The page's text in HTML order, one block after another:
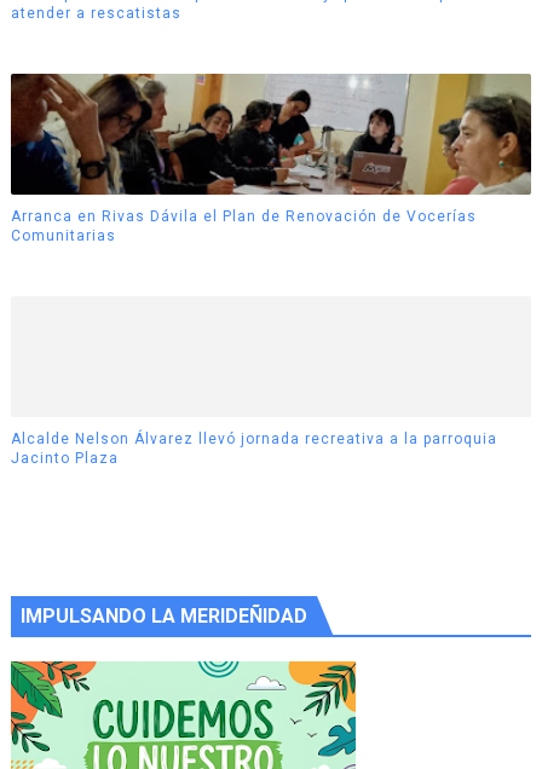
atender a rescatistas
Arranca en Rivas Dávila el Plan de Renovación de Vocerías
Comunitarias
Alcalde Nelson Álvarez llevó jornada recreativa a la parroquia
Jacinto Plaza
IMPULSANDO LA MERIDEÑIDAD